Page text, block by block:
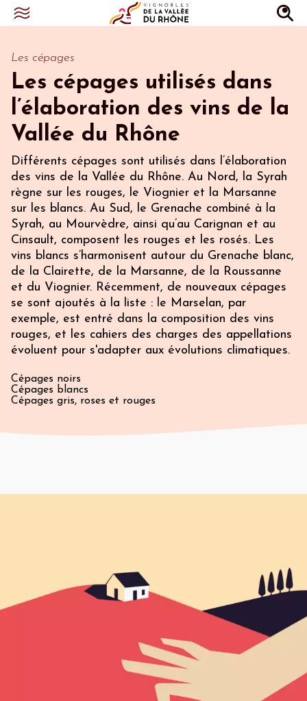
Les cépages
Les cépages utilisés dans
l’élaboration des vins de la
Vallée du Rhône
Différents cépages sont utilisés dans l’élaboration
des vins de la Vallée du Rhône. Au Nord, la Syrah
règne sur les rouges, le Viognier et la Marsanne
sur les blancs. Au Sud, le Grenache combiné à la
Syrah, au Mourvèdre, ainsi qu’au Carignan et au
Cinsault, composent les rouges et les rosés. Les
vins blancs s’harmonisent autour du Grenache blanc,
de la Clairette, de la Marsanne, de la Roussanne
et du Viognier. Récemment, de nouveaux cépages
se sont ajoutés à la liste : le Marselan, par
exemple, est entré dans la composition des vins
rouges, et les cahiers des charges des appellations
évoluent pour s'adapter aux évolutions climatiques.
Cépages noirs
Cépages blancs
Cépages gris, roses et rouges